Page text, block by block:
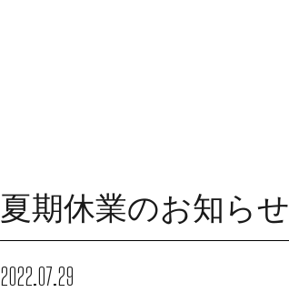
夏期休業のお知らせ
2022.07.29